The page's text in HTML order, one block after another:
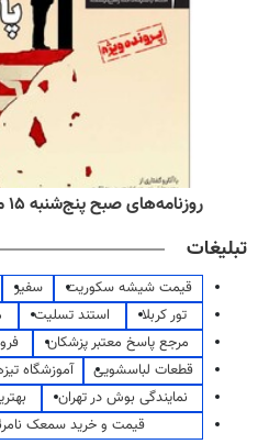
روزنامه‌های صبح پنج‌شنبه ۱۵ مرداد ۱۴۰۵
تبلیغات
قیمت شیشه سکوریت سفیر
تور کربلا
استند تسلیت
مرجع پاسخ معتبر پزشکان
قطعات لباسشویی
آموزشگاه
نمایندگی بوش در تهران
قیمت و خرید سمعک